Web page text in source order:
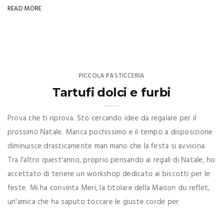
READ MORE
PICCOLA PASTICCERIA
Tartufi dolci e furbi
Prova che ti riprova. Sto cercando idee da regalare per il
prossimo Natale. Manca pochissimo e il tempo a disposizione
diminuisce drasticamente man mano che la festa si avvicina.
Tra l'altro quest'anno, proprio pensando ai regali di Natale, ho
accettato di tenere un workshop dedicato ai biscotti per le
feste. Mi ha convinta Meri, la titolare della Maison du reflet,
un'amica che ha saputo toccare le giuste corde per